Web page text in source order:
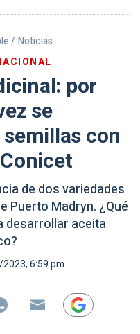
/ Noticias
por
se
con
de dos variedades
Puerto Madryn. ¿Qué
desarrollar aceita
6:59 pm